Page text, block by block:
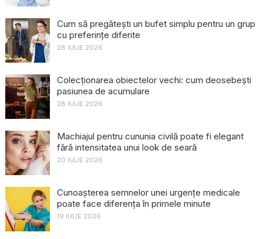
Cum să pregătești un bufet simplu pentru un grup
cu preferințe diferite
28 IULIE 2026
Colecționarea obiectelor vechi: cum deosebești
pasiunea de acumulare
28 IULIE 2026
Machiajul pentru cununia civilă poate fi elegant
fără intensitatea unui look de seară
20 IULIE 2026
Cunoașterea semnelor unei urgențe medicale
poate face diferența în primele minute
19 IULIE 2026